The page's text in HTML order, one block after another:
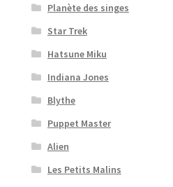
Planète des singes
Star Trek
Hatsune Miku
Indiana Jones
Blythe
Puppet Master
Alien
Les Petits Malins